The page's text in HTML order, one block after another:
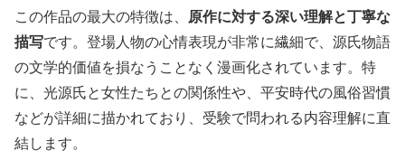
この作品の最大の特徴は、
原作に対する深い理解と丁寧な
描写です。登場人物の心情表現が非常に繊細で、源氏物語
の文学的価値を損なうことなく漫画化されています。特
に、光源氏と女性たちとの関係性や、平安時代の風俗習慣
などが詳細に描かれており、受験で問われる内容理解に直
結します。